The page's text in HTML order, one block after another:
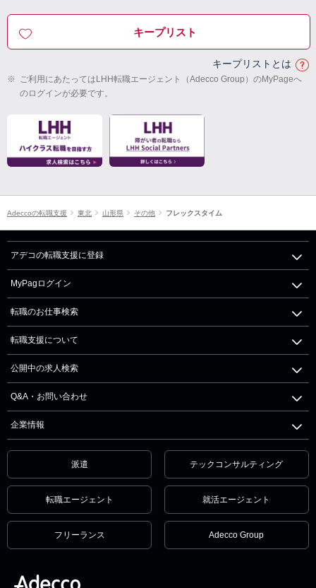
キープリスト
キープリストとは
※ ご利用にあたってはLHH転職エージェント（Adecco Group）のMyPageへ
のログインが必要です。
Adeccoの転職支援 東北 山形県 その他 フレックスタイム
アデコの転職支援に登録
MyPagログイン
転職のお仕事検索
転職支援について
公開中の求人検索
Q&A・お問い合わせ
企業情報
派遣 テックコンサルティング
転職エージェント 就活エージェント
フリーランス Adecco Group